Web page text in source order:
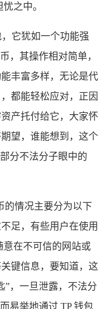
之中。
，它犹如一个功能强
，其操作相对简单，
丰富多样，无论是代
都能轻松应对，正因
产托付给它，大家怀
望，谁能想到，这个
分不法分子眼中的
的情况主要分为以下
足，有些用户在使用
意在不可信的网站或
键信息，要知道，这
”，一旦泄露，不法分
易举地通过 TP 钱包